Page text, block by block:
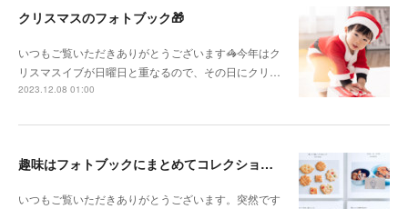
クリスマスのフォトブック🎁
いつもご覧いただきありがとうございます🦓今年はク
リスマスイブが日曜日と重なるので、その日にクリ…
2023.12.08 01:00
趣味はフォトブックにまとめてコレクション！
いつもご覧いただきありがとうございます。突然です